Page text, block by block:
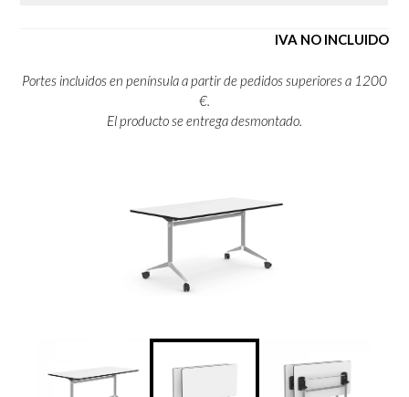
IVA NO INCLUIDO
Portes incluidos en península a partir de pedidos superiores a 1200
€.
El producto se entrega desmontado.